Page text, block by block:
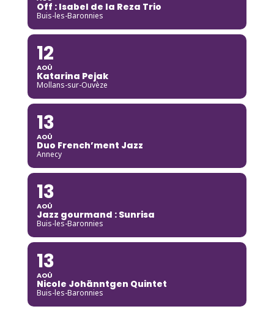
Off : Isabel de la Reza Trio
Buis-les-Baronnies
12
AOÛ
Katarina Pejak
Mollans-sur-Ouvèze
13
AOÛ
Duo French’ment Jazz
Annecy
13
AOÛ
Jazz gourmand : Sunrisa
Buis-les-Baronnies
13
AOÛ
Nicole Johänntgen Quintet
Buis-les-Baronnies